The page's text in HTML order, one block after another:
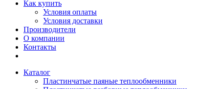
Как купить
Условия оплаты
Условия доставки
Производители
О компании
Контакты
Каталог
Пластинчатые паяные теплообменники